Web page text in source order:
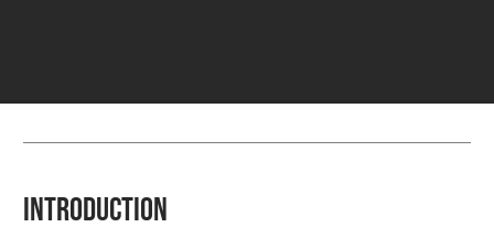
Introduction